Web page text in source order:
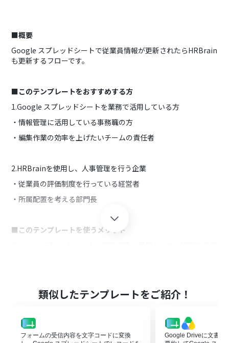
■概要
Google スプレッドシートで従業員情報が更新されたらHRBrain
も更新するフローです。
■このテンプレートをおすすめする方
1.Google スプレッドシートを業務で活用している方
・情報管理に活用している事務職の方
・編集作業の効率を上げたいチームの責任者
2.HRBrainを使用し、人事管理を行う企業
・従業員の評価制度を行っている経営者
・所属配置を考える部門長
■このテンプレートを使うメリット
情報の正確性を保ちつつ、業務を効率化したいと考える方にこ
Google スプレッドシートで編集された情報を引用しHRBrainの
情報の更新を自動で行い、手作業による手間を省き業務を効率
類似したテンプレートをご紹介！
フォームの受信内容を文字コードに変換
Google Driveに文書が